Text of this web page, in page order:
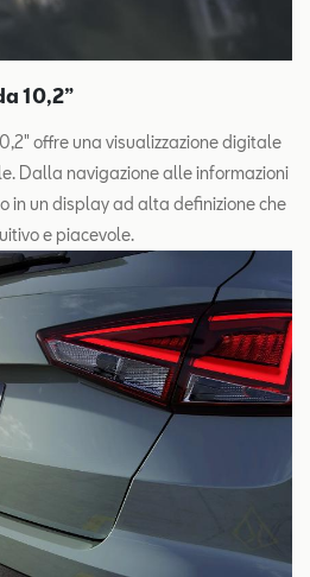
10,2”
offre una visualizzazione digitale
Dalla navigazione alle informazioni
in un display ad alta definizione che
e piacevole.